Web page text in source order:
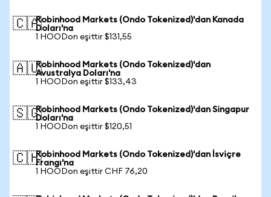
🇨🇦Robinhood Markets (Ondo Tokenized)'dan Kanada
Doları'na
1 HOODon eşittir $131,55
🇦🇺Robinhood Markets (Ondo Tokenized)'dan
Avustralya Doları'na
1 HOODon eşittir $133,43
🇸🇬Robinhood Markets (Ondo Tokenized)'dan Singapur
Doları'na
1 HOODon eşittir $120,51
🇨🇭Robinhood Markets (Ondo Tokenized)'dan İsviçre
Frangı'na
1 HOODon eşittir CHF 76,20